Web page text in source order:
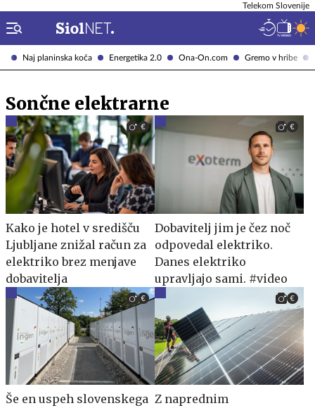
Naj planinska koča Energetika 2.0 Ona-On.com Gremo v hribe
Telekom Slovenije
Sončne elektrarne
Kako je hotel v središču
Ljubljane znižal račun za
elektriko brez menjave
dobavitelja
Dobavitelj jim je čez noč
odpovedal elektriko.
Danes elektriko
upravljajo sami. #video
Še en uspeh slovenskega Z naprednim